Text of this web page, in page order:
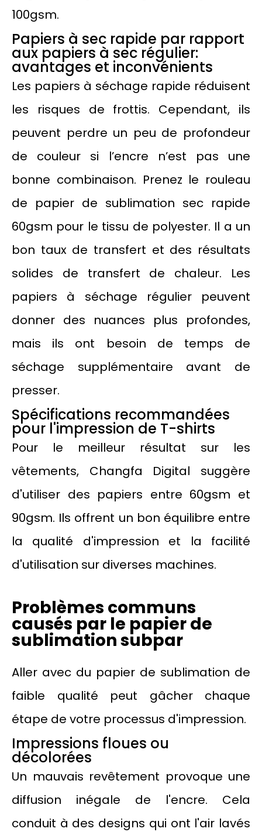
100gsm.
Papiers à sec rapide par rapport
aux papiers à sec régulier:
avantages et inconvénients
Les papiers à séchage rapide réduisent
les risques de frottis. Cependant, ils
peuvent perdre un peu de profondeur
de couleur si l’encre n’est pas une
bonne combinaison. Prenez le rouleau
de papier de sublimation sec rapide
60gsm pour le tissu de polyester. Il a un
bon taux de transfert et des résultats
solides de transfert de chaleur. Les
papiers à séchage régulier peuvent
donner des nuances plus profondes,
mais ils ont besoin de temps de
séchage supplémentaire avant de
presser.
Spécifications recommandées
pour l'impression de T-shirts
Pour le meilleur résultat sur les
vêtements, Changfa Digital suggère
d'utiliser des papiers entre 60gsm et
90gsm. Ils offrent un bon équilibre entre
la qualité d'impression et la facilité
d'utilisation sur diverses machines.
Problèmes communs
causés par le papier de
sublimation subpar
Aller avec du papier de sublimation de
faible qualité peut gâcher chaque
étape de votre processus d'impression.
Impressions floues ou
décolorées
Un mauvais revêtement provoque une
diffusion inégale de l'encre. Cela
conduit à des designs qui ont l'air lavés